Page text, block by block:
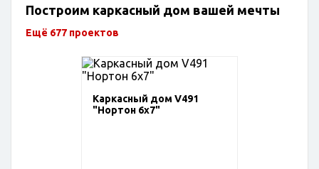
Построим каркасный дом вашей мечты
Ещё 677 проектов
Каркасный дом V491
"Нортон 6х7"